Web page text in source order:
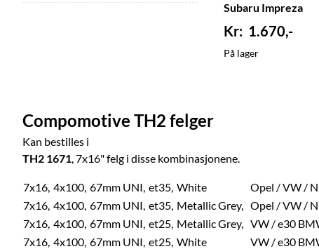
Subaru Impreza
1.670,-
På lager
Compomotive TH2 felger
Kan bestilles i
TH2 1671, 7x16" felg i disse kombinasjonene.
7x16, 4x100, 67mm UNI, et35, White
Opel / VW /
7x16, 4x100, 67mm UNI, et35, Metallic Grey, Opel / VW /
7x16, 4x100, 67mm UNI, et25, Metallic Grey, VW / e30
7x16, 4x100, 67mm UNI, et25, White
VW / e30